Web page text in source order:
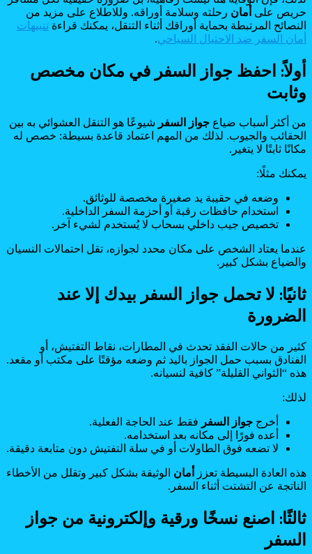
حريص على أمان رحلته وسلامة أوراقه. وللاطلاع على مزيد من
النصائح المرتبطة بحماية أوراقك أثناء التنقل، يمكنك قراءة تنبيهات
أمان السفر ضد الاحتيال السياحي.
أولاً: احفظ جواز السفر في مكان مخصص
وثابت
من أكثر أسباب ضياع جواز السفر شيوعًا هو التنقل العشوائي به بين
الحقائب والجيوب. لذلك من المهم اعتماد قاعدة بسيطة: خصص له
مكانًا ثابتًا لا يتغير.
يمكنك مثلًا:
وضعه في حقيبة يد صغيرة مخصصة للوثائق.
استخدام حافظات رقبة أو أحزمة السفر الداخلية.
تخصيص جيب داخلي بسحاب لا يُستخدم لشيء آخر.
عندما يعتاد الشخص على مكان محدد لجوازه، تقل احتمالات النسيان
والضياع بشكل كبير.
ثانيًا: لا تحمل جواز السفر بيدك إلا عند
الضرورة
كثير من حالات الفقد تحدث في المطارات، نقاط التفتيش، أو
الفنادق بسبب حمل الجواز باليد ثم وضعه مؤقتًا على مكتب أو مقعد.
هذه “الثواني القليلة” كافية لنسيانه.
لذلك:
أخرج جواز السفر فقط عند الحاجة الفعلية.
أعده فورًا إلى مكانه بعد استخدامه.
لا تضعه فوق الطاولات أو في سلة التفتيش دون متابعة دقيقة.
هذه العادة البسيطة تعزز أمان الوثيقة بشكل كبير وتقلل من الأخطاء
الناتجة عن التشتت أثناء السفر.
ثالثًا: اصنع نسخًا ورقية وإلكترونية من جواز
السفر